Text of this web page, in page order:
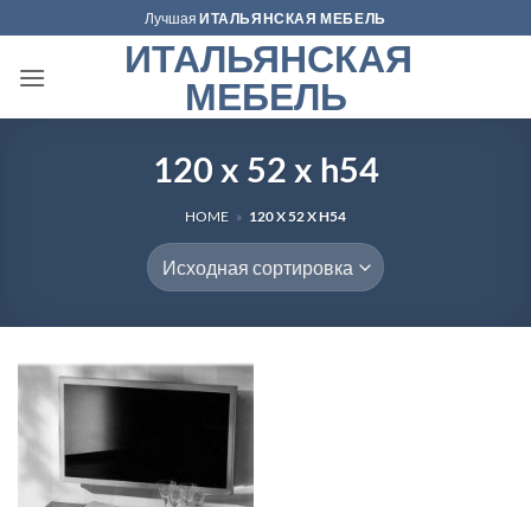
to
content
ЛучшаяИТАЛЬЯНСКАЯ МЕБЕЛЬ
ИТАЛЬЯНСКАЯ
МЕБЕЛЬ
120 x 52 x h54
HOME » 120 X 52 X H54